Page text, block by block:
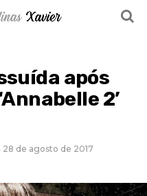
após
2’
28 de agosto de 2017